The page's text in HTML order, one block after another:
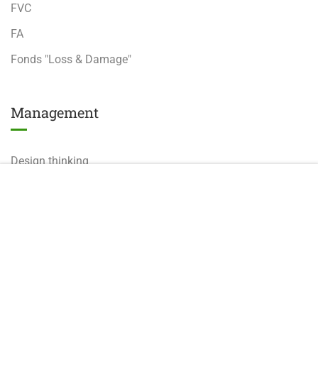
FVC
FA
Fonds "Loss & Damage"
Management
Design thinking